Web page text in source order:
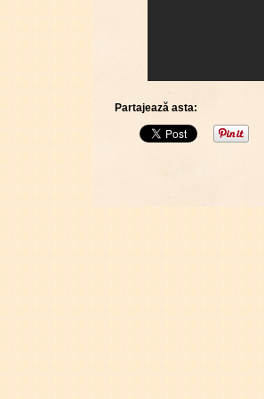
Partajează asta: